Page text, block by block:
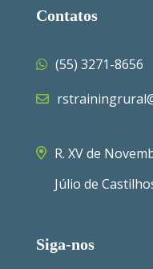
Contatos
(55) 3271-8656
R. XV de
Júlio de
Siga-nos